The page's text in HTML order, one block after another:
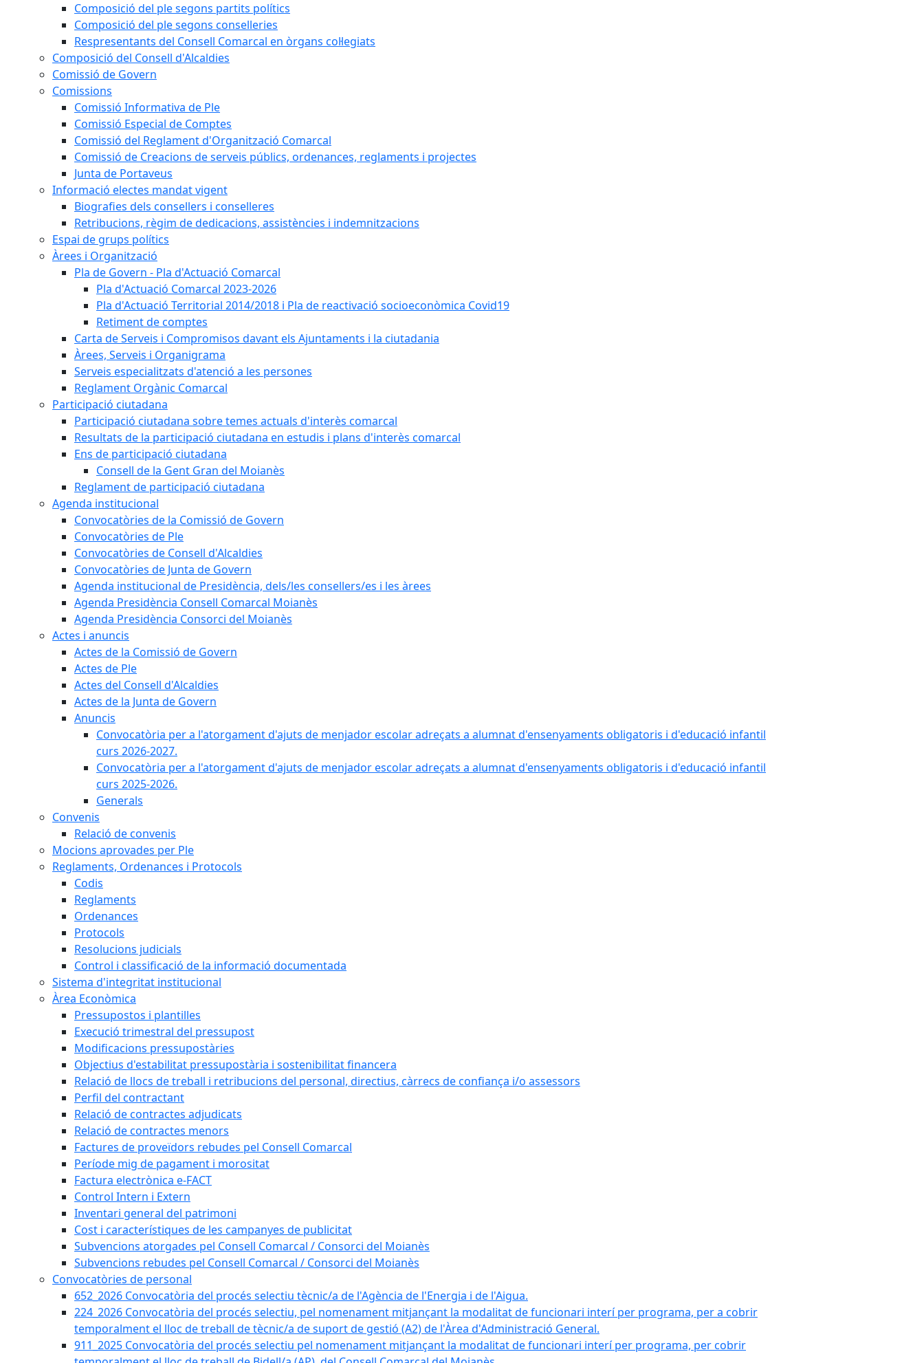
Composició del ple segons partits polítics
Composició del ple segons conselleries
Respresentants del Consell Comarcal en òrgans col·legiats
Composició del Consell d'Alcaldies
Comissió de Govern
Comissions
Comissió Informativa de Ple
Comissió Especial de Comptes
Comissió del Reglament d'Organització Comarcal
Comissió de Creacions de serveis públics, ordenances, reglaments i projectes
Junta de Portaveus
Informació electes mandat vigent
Biografies dels consellers i conselleres
Retribucions, règim de dedicacions, assistències i indemnitzacions
Espai de grups polítics
Àrees i Organització
Pla de Govern - Pla d'Actuació Comarcal
Pla d'Actuació Comarcal 2023-2026
Pla d'Actuació Territorial 2014/2018 i Pla de reactivació socioeconòmica Covid19
Retiment de comptes
Carta de Serveis i Compromisos davant els Ajuntaments i la ciutadania
Àrees, Serveis i Organigrama
Serveis especialitzats d'atenció a les persones
Reglament Orgànic Comarcal
Participació ciutadana
Participació ciutadana sobre temes actuals d'interès comarcal
Resultats de la participació ciutadana en estudis i plans d'interès comarcal
Ens de participació ciutadana
Consell de la Gent Gran del Moianès
Reglament de participació ciutadana
Agenda institucional
Convocatòries de la Comissió de Govern
Convocatòries de Ple
Convocatòries de Consell d'Alcaldies
Convocatòries de Junta de Govern
Agenda institucional de Presidència, dels/les consellers/es i les àrees
Agenda Presidència Consell Comarcal Moianès
Agenda Presidència Consorci del Moianès
Actes i anuncis
Actes de la Comissió de Govern
Actes de Ple
Actes del Consell d'Alcaldies
Actes de la Junta de Govern
Anuncis
Convocatòria per a l'atorgament d'ajuts de menjador escolar adreçats a alumnat d'ensenyaments obligatoris i d'educació infantil
curs 2026-2027.
Convocatòria per a l'atorgament d'ajuts de menjador escolar adreçats a alumnat d'ensenyaments obligatoris i d'educació infantil
curs 2025-2026.
Generals
Convenis
Relació de convenis
Mocions aprovades per Ple
Reglaments, Ordenances i Protocols
Codis
Reglaments
Ordenances
Protocols
Resolucions judicials
Control i classificació de la informació documentada
Sistema d'integritat institucional
Àrea Econòmica
Pressupostos i plantilles
Execució trimestral del pressupost
Modificacions pressupostàries
Objectius d'estabilitat pressupostària i sostenibilitat financera
Relació de llocs de treball i retribucions del personal, directius, càrrecs de confiança i/o assessors
Perfil del contractant
Relació de contractes adjudicats
Relació de contractes menors
Factures de proveïdors rebudes pel Consell Comarcal
Període mig de pagament i morositat
Factura electrònica e-FACT
Control Intern i Extern
Inventari general del patrimoni
Cost i característiques de les campanyes de publicitat
Subvencions atorgades pel Consell Comarcal / Consorci del Moianès
Subvencions rebudes pel Consell Comarcal / Consorci del Moianès
Convocatòries de personal
652_2026 Convocatòria del procés selectiu tècnic/a de l'Agència de l'Energia i de l'Aigua.
224_2026 Convocatòria del procés selectiu, pel nomenament mitjançant la modalitat de funcionari interí per programa, per a cobrir
temporalment el lloc de treball de tècnic/a de suport de gestió (A2) de l'Àrea d'Administració General.
911_2025 Convocatòria del procés selectiu pel nomenament mitjançant la modalitat de funcionari interí per programa, per cobrir